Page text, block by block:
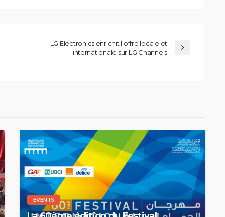
LG Electronics enrichit l’offre locale et
internationale sur LG Channels
EVENTS